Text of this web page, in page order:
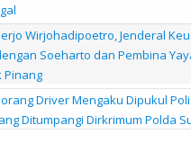
Wirjohadipoetro, Jenderal
Soeharto dan Pembina
Pinang
Driver Mengaku Dipukul
Ditumpangi Dirkrimum Polda